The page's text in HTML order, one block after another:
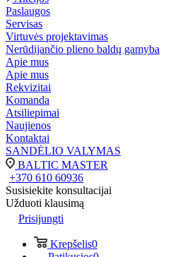
Paslaugos
Servisas
Virtuvės projektavimas
Nerūdijančio plieno baldų gamyba
Apie mus
Apie mus
Rekvizitai
Komanda
Atsiliepimai
Naujienos
Kontaktai
SANDĖLIO VALYMAS
BALTIC MASTER
+370 610 60936
Susisiekite konsultacijai
Užduoti klausimą
Prisijungti
Krepšelis0